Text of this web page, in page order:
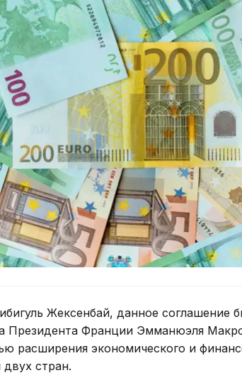
Жексенбай, данное соглашение
Президента Франции Эмманюэля
расширения экономического и
стран.